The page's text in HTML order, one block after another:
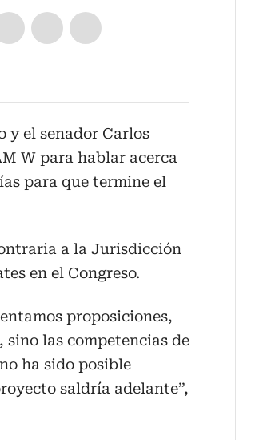
y el senador Carlos
W para hablar acerca
para que termine el
a la Jurisdicción
en el Congreso.
proposiciones,
las competencias de
ha sido posible
saldría adelante”,